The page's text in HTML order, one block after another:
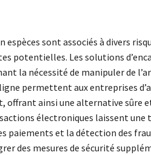
espèces sont associés à divers
potentielles. Les solutions
la nécessité de manipuler de
permettent aux entreprises
offrant ainsi une alternative sûre
électroniques laissent une
paiements et la détection des
des mesures de sécurité